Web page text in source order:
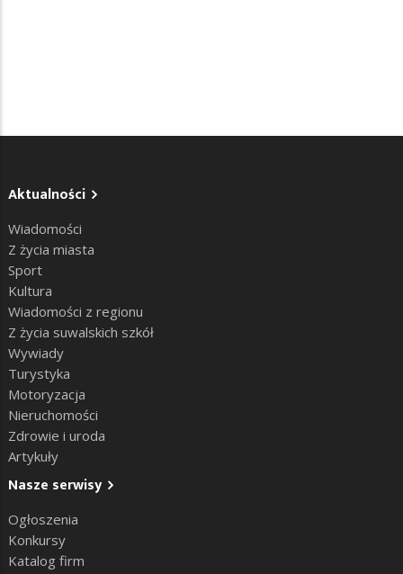
Aktualności
Wiadomości
Z życia miasta
Sport
Kultura
Wiadomości z regionu
Z życia suwalskich szkół
Wywiady
Turystyka
Motoryzacja
Nieruchomości
Zdrowie i uroda
Artykuły
Nasze serwisy
Ogłoszenia
Konkursy
Katalog firm